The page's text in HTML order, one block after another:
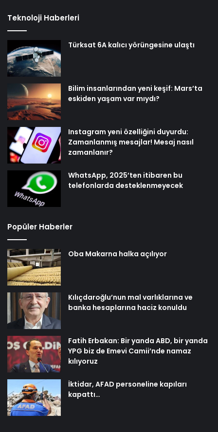
Teknoloji Haberleri
Türksat 6A kalıcı yörüngesine ulaştı
Bilim insanlarından yeni keşif: Mars’ta
eskiden yaşam var mıydı?
Instagram yeni özelliğini duyurdu:
Zamanlanmış mesajlar! Mesaj nasıl
zamanlanır?
WhatsApp, 2025’ten itibaren bu
telefonlarda desteklenmeyecek
Popüler Haberler
Oba Makarna halka açılıyor
Kılıçdaroğlu’nun mal varlıklarına ve
banka hesaplarına haciz konuldu
Fatih Erbakan: Bir yanda ABD, bir yanda
YPG biz de Emevi Camii’nde namaz
kılıyoruz
İktidar, AFAD personeline kapıları
kapattı…